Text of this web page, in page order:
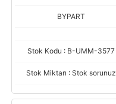
BYPART
Stok Kodu : B-UMM-3577
Stok Miktarı : Stok sorunuz